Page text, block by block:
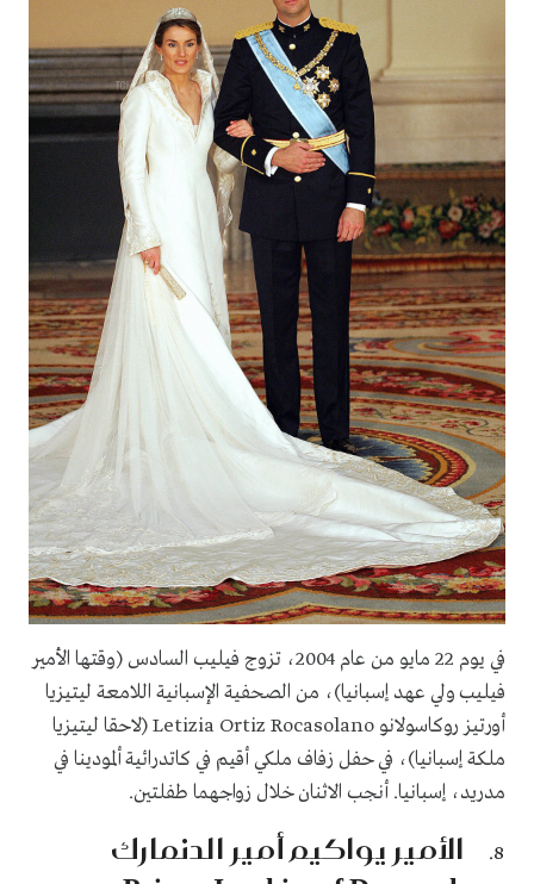
في يوم 22 مايو من عام 2004، تزوج فيليب السادس (وقتها الأمير
فيليب ولي عهد إسبانيا)، من الصحفية الإسبانية اللامعة ليتيزيا
أورتيز روكاسولانو Letizia Ortiz Rocasolano (لاحقا ليتيزيا
ملكة إسبانيا)، في حفل زفاف ملكي أقيم في كاتدرائية ألمودينا في
مدريد، إسبانيا. أنجب الاثنان خلال زواجهما طفلتين.
الأمير يواكيم أمير الدنمارك